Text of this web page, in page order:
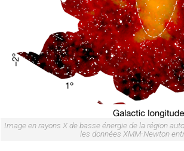
Image en rayons X de basse énergie de la région
les données XMM-Newton